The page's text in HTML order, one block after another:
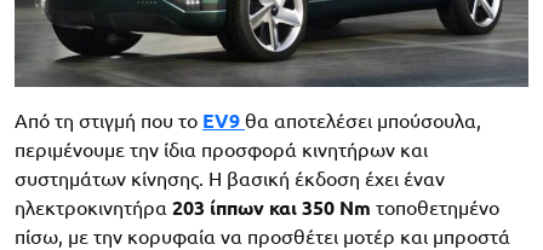
Από τη στιγμή που το EV9 θα αποτελέσει μπούσουλα,
περιμένουμε την ίδια προσφορά κινητήρων και
συστημάτων κίνησης. Η βασική έκδοση έχει έναν
ηλεκτροκινητήρα 203 ίππων και 350 Nm τοποθετημένο
πίσω, με την κορυφαία να προσθέτει μοτέρ και μπροστά